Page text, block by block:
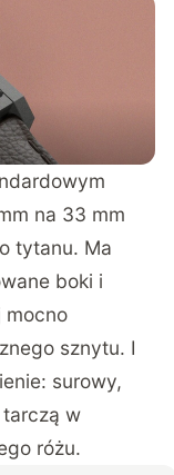
na 33 mm
tytanu. Ma
boki i
mocno
sznytu. I
surowy,
tarczą w
różu.